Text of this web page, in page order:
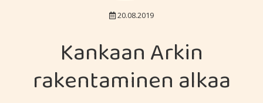
20.08.2019
Kankaan Arkin
rakentaminen alkaa